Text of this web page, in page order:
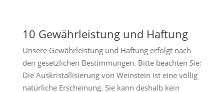
10 Gewährleistung und Haftung
Unsere Gewährleistung und Haftung erfolgt nach
den gesetzlichen Bestimmungen. Bitte beachten Sie:
Die Auskristallisierung von Weinstein ist eine völlig
natürliche Erscheinung. Sie kann deshalb kein